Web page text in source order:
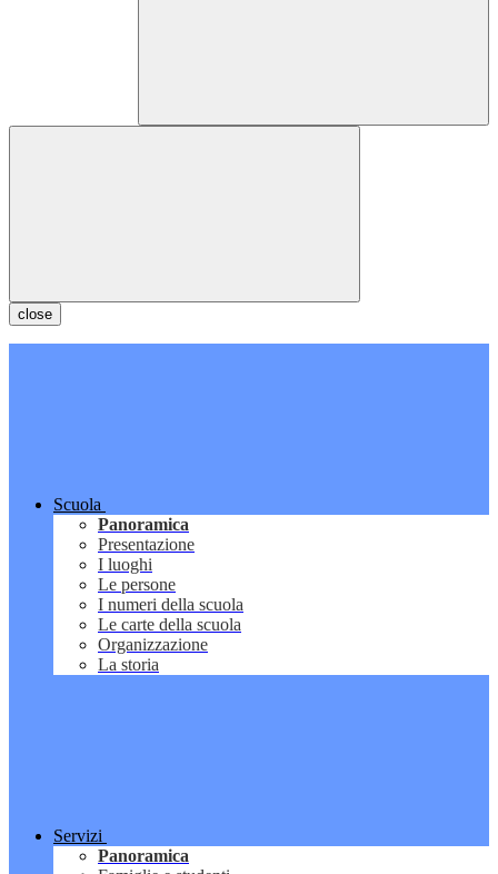
close
Scuola
Panoramica
Presentazione
I luoghi
Le persone
I numeri della scuola
Le carte della scuola
Organizzazione
La storia
Servizi
Panoramica